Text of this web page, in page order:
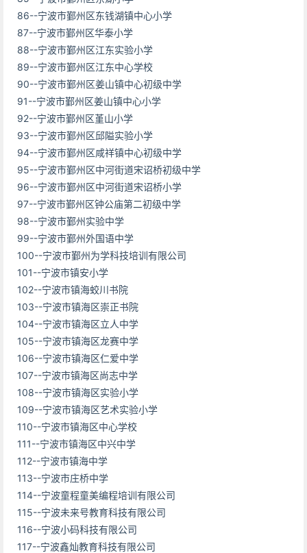
86--宁波市鄞州区东钱湖镇中心小学
87--宁波市鄞州区华泰小学
88--宁波市鄞州区江东实验小学
89--宁波市鄞州区江东中心学校
90--宁波市鄞州区姜山镇中心初级中学
91--宁波市鄞州区姜山镇中心小学
92--宁波市鄞州区堇山小学
93--宁波市鄞州区邱隘实验小学
94--宁波市鄞州区咸祥镇中心初级中学
95--宁波市鄞州区中河街道宋诏桥初级中学
96--宁波市鄞州区中河街道宋诏桥小学
97--宁波市鄞州区钟公庙第二初级中学
98--宁波市鄞州实验中学
99--宁波市鄞州外国语中学
100--宁波市鄞州为学科技培训有限公司
101--宁波市镇安小学
102--宁波市镇海蛟川书院
103--宁波市镇海区崇正书院
104--宁波市镇海区立人中学
105--宁波市镇海区龙赛中学
106--宁波市镇海区仁爱中学
107--宁波市镇海区尚志中学
108--宁波市镇海区实验小学
109--宁波市镇海区艺术实验小学
110--宁波市镇海区中心学校
111--宁波市镇海区中兴中学
112--宁波市镇海中学
113--宁波市庄桥中学
114--宁波童程童美编程培训有限公司
115--宁波未来号教育科技有限公司
116--宁波小码科技有限公司
117--宁波鑫灿教育科技有限公司